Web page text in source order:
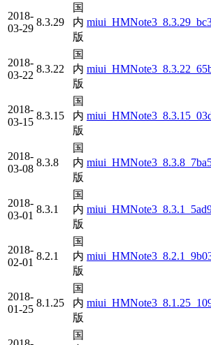
2018-
03-29
8.3.29
国
内
版
2018-
03-22
8.3.22
国
内
版
2018-
03-15
8.3.15
国
内
版
2018-
03-08
8.3.8
国
内
版
2018-
03-01
8.3.1
国
内
版
2018-
02-01
8.2.1
国
内
版
2018-
01-25
8.1.25
国
内
版
国